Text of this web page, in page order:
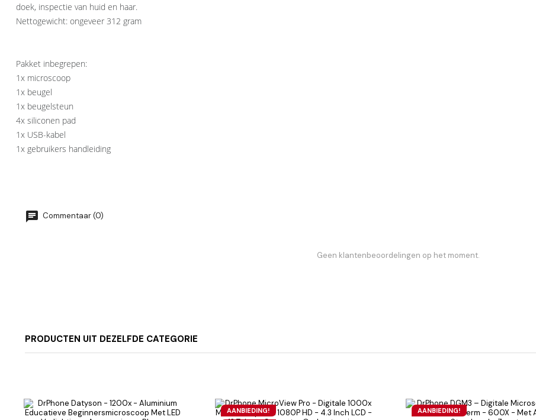
doek, inspectie van huid en haar.
Nettogewicht: ongeveer 312 gram
Pakket inbegrepen:
1x microscoop
1x beugel
1x beugelsteun
4x siliconen pad
1x USB-kabel
Commentaar (0)
Geen klantenbeoordelingen op het moment.
PRODUCTEN UIT DEZELFDE CATEGORIE
AANBIEDING!
AANBIEDING!